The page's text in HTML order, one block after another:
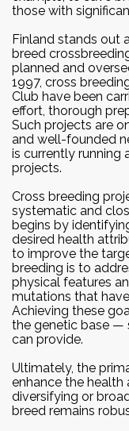
those with
Finland stands out
breed
planned and
1997, cross
Club have been
effort, thorough
Such projects are
and well-founded
is currently running
projects.
Cross breeding
systematic and
begins by
desired health
to improve the
breeding is to
physical features
mutations that
Achieving these
the genetic base —
can provide.
Ultimately, the
enhance the
diversifying or
breed remains